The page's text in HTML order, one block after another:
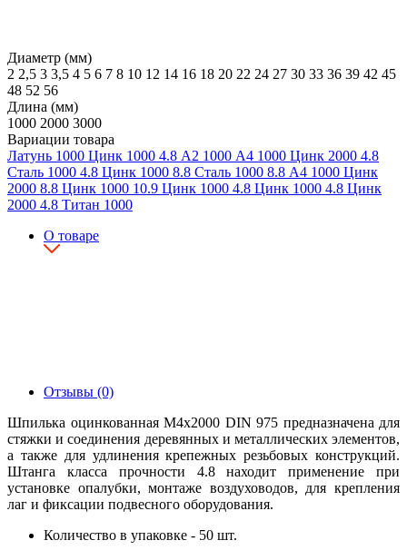
Диаметр (мм)
2 2,5 3 3,5 4 5 6 7 8 10 12 14 16 18 20 22 24 27 30 33 36 39 42 45
48 52 56
Длина (мм)
1000 2000 3000
Вариации товара
Латунь 1000 Цинк 1000 4.8 А2 1000 А4 1000 Цинк 2000 4.8
Сталь 1000 4.8 Цинк 1000 8.8 Сталь 1000 8.8 А4 1000 Цинк
2000 8.8 Цинк 1000 10.9 Цинк 1000 4.8 Цинк 1000 4.8 Цинк
2000 4.8 Титан 1000
О товаре
Отзывы (0)
Шпилька оцинкованная М4х2000 DIN 975 предназначена для
стяжки и соединения деревянных и металлических элементов,
а также для удлинения крепежных резьбовых конструкций.
Штанга класса прочности 4.8 находит применение при
установке опалубки, монтаже воздуховодов, для крепления
лаг и фиксации подвесного оборудования.
Количество в упаковке - 50 шт.